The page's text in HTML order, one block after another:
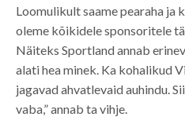
Loomulikult saame pearaha ja
oleme kõikidele sponsoritele
Näiteks Sportland annab
alati hea minek. Ka kohalikud
jagavad ahvatlevaid auhindu.
vaba,” annab ta vihje.